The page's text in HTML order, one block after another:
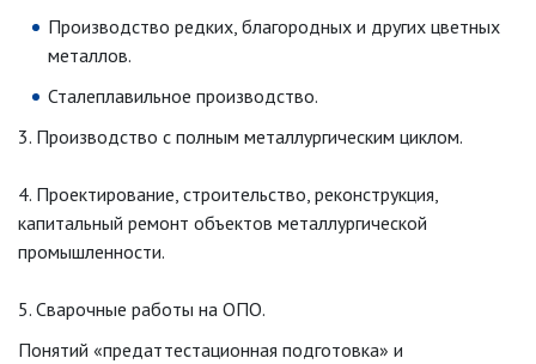
Производство редких, благородных и других цветных
металлов.
Сталеплавильное производство.
3. Производство с полным металлургическим циклом.
4. Проектирование, строительство, реконструкция,
капитальный ремонт объектов металлургической
промышленности.
5. Сварочные работы на ОПО.
Понятий «предаттестационная подготовка» и